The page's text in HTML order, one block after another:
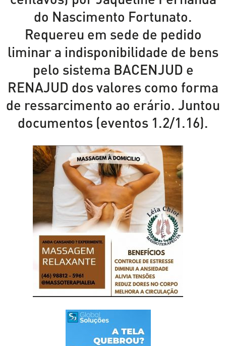
do Nascimento Fortunato.
Requereu em sede de pedido
liminar a indisponibilidade de bens
pelo sistema BACENJUD e
RENAJUD dos valores como forma
de ressarcimento ao erário. Juntou
documentos (eventos 1.2/1.16).